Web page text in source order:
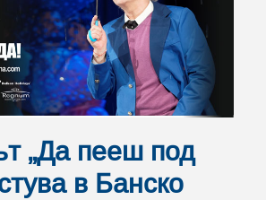
„Да пееш под
в Банско